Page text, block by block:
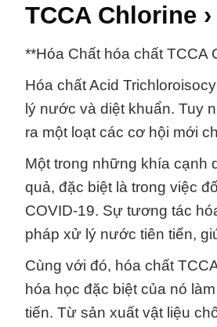
TCCA Chlorine
**Hóa Chất hóa chất TCCA
Hóa chất Acid
lý nước và diệt khuẩn. Tuy
ra một loạt các cơ hội mới
Một trong những khía cạnh
quả, đặc biệt là trong việc
COVID-19. Sự tương tác
pháp xử lý nước tiên tiến,
Cùng với đó, hóa chất
hóa học đặc biệt của nó
tiến. Từ sản xuất vật liệu